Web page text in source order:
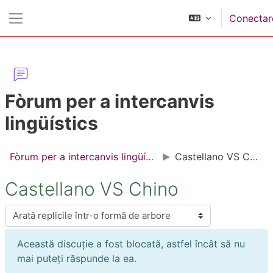
Fòrum per a intercanvis
lingüístics
Fòrum per a intercanvis lingüístics Castellano VS Chino
Castellano VS Chino
Afişează mod
Această discuție a fost blocată, astfel încât să nu
mai puteți răspunde la ea.